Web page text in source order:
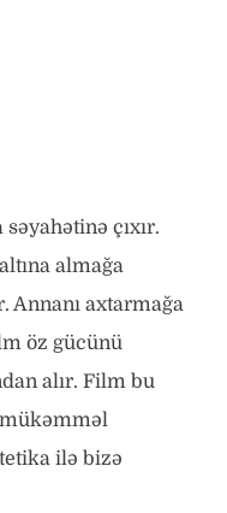
çıxır.
almağa
Annanı axtarmağa
öz gücünü
alır. Film bu
ilə bizə